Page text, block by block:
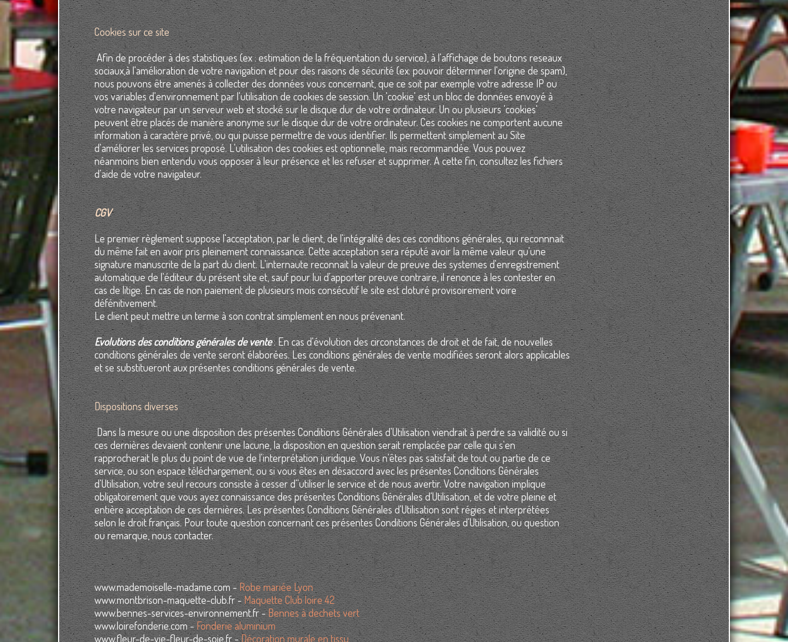
Cookies sur ce site
Afin de procéder à des statistiques (ex : estimation de la fréquentation du service), à l'affichage de boutons reseaux
sociaux,à l'amélioration de votre navigation et pour des raisons de sécurité (ex: pouvoir déterminer l'origine de spam),
nous pouvons être amenés à collecter des données vous concernant, que ce soit par exemple votre adresse IP ou
vos variables d'environnement par l'utilisation de cookies de session. Un 'cookie' est un bloc de données envoyé à
votre navigateur par un serveur web et stocké sur le disque dur de votre ordinateur. Un ou plusieurs 'cookies'
peuvent être placés de manière anonyme sur le disque dur de votre ordinateur. Ces cookies ne comportent aucune
information à caractère privé, ou qui puisse permettre de vous identifier. Ils permettent simplement au Site
d'améliorer les services proposé. L'utilisation des cookies est optionnelle, mais recommandée. Vous pouvez
néanmoins bien entendu vous opposer à leur présence et les refuser et supprimer. A cette fin, consultez les fichiers
d'aide de votre navigateur.
CGV
Le premier règlement suppose l'acceptation, par le client, de l'intégralité des ces conditions générales, qui reconnnait
du même fait en avoir pris pleinement connaissance. Cette acceptation sera réputé avoir la même valeur qu'une
signature manuscrite de la part du client. L'internaute reconnait la valeur de preuve des systemes d'enregistrement
automatique de l'éditeur du présent site et, sauf pour lui d'apporter preuve contraire, il renonce à les contester en
cas de litige. En cas de non paiement de plusieurs mois consécutif le site est cloturé provisoirement voire
défénitivement.
Le client peut mettre un terme à son contrat simplement en nous prévenant.
Evolutions des conditions générales de vente: En cas d'évolution des circonstances de droit et de fait, de nouvelles
conditions générales de vente seront élaborées. Les conditions générales de vente modifiées seront alors applicables
et se substitueront aux présentes conditions générales de vente.
Dispositions diverses
Dans la mesure ou une disposition des présentes Conditions Générales d'Utilisation viendrait à perdre sa validité ou si
ces dernières devaient contenir une lacune, la disposition en question serait remplacée par celle qui s'en
rapprocherait le plus du point de vue de l'interprétation juridique. Vous n'êtes pas satisfait de tout ou partie de ce
service, ou son espace téléchargement, ou si vous êtes en désaccord avec les présentes Conditions Générales
d'Utilisation, votre seul recours consiste à cesser d''utiliser le service et de nous avertir. Votre navigation implique
obligatoirement que vous ayez connaissance des présentes Conditions Générales d'Utilisation, et de votre pleine et
entière acceptation de ces dernières. Les présentes Conditions Générales d'Utilisation sont régies et interprétées
selon le droit français. Pour toute question concernant ces présentes Conditions Générales d'Utilisation, ou question
ou remarque, nous contacter.
www.mademoiselle-madame.com -Robe mariée Lyon
www.montbrison-maquette-club.fr -Maquette Club loire 42
www.bennes-services-environnement.fr -Bennes à dechets vert
www.loirefonderie.com -Fonderie aluminium
www.fleur-de-vie-fleur-de-soie.fr -Décoration murale en tissu